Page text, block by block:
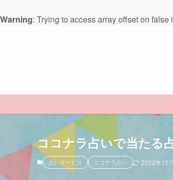
Warning: Trying to access array offset on false
ココナラ占いで当たる
占いサービス ココナラ占い 2022年10